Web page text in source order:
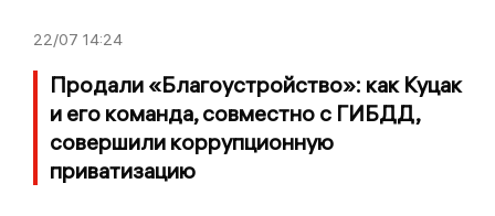
22/07 14:24
Продали «Благоустройство»: как Куцак
и его команда, совместно с ГИБДД,
совершили коррупционную
приватизацию